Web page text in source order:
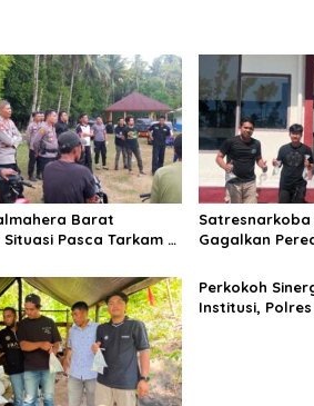
Barat
Pasca Tarkam Di
Gagalkan
Barang Bukti
Perkokoh
Institusi,